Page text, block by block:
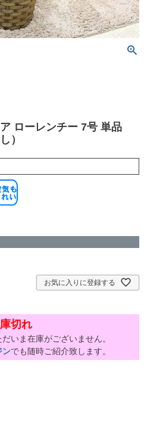
ローレンチー 7号 単品
）
お気に入りに登録する
切れ
いま在庫がございません。
ンでも随時ご紹介致します。